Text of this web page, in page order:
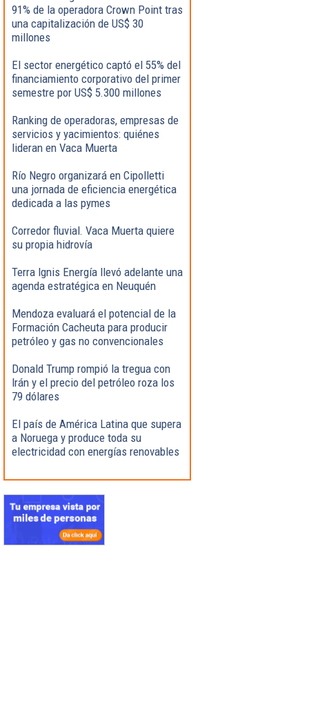
91% de la operadora Crown Point tras
una capitalización de US$ 30
millones
El sector energético captó el 55% del
financiamiento corporativo del primer
semestre por US$ 5.300 millones
Ranking de operadoras, empresas de
servicios y yacimientos: quiénes
lideran en Vaca Muerta
Río Negro organizará en Cipolletti
una jornada de eficiencia energética
dedicada a las pymes
Corredor fluvial. Vaca Muerta quiere
su propia hidrovía
Terra Ignis Energía llevó adelante una
agenda estratégica en Neuquén
Mendoza evaluará el potencial de la
Formación Cacheuta para producir
petróleo y gas no convencionales
Donald Trump rompió la tregua con
Irán y el precio del petróleo roza los
79 dólares
El país de América Latina que supera
a Noruega y produce toda su
electricidad con energías renovables